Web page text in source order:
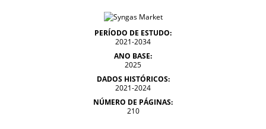
PERÍODO DE ESTUDO:
2021-2034
ANO BASE:
2025
DADOS HISTÓRICOS:
2021-2024
NÚMERO DE PÁGINAS:
210